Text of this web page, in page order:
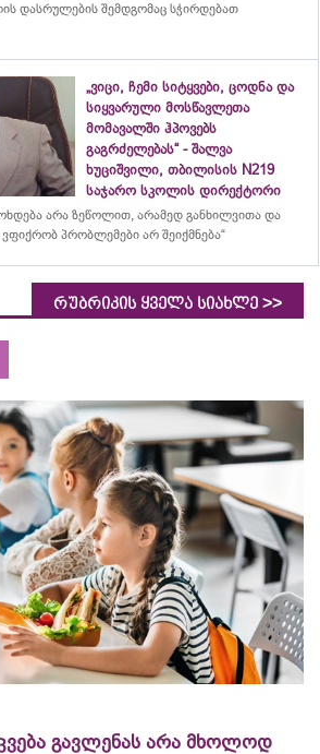
დასრულების შემდგომაც სჭირდებათ
„ვიცი, ჩემი სიტყვები, ცოდნა და
სიყვარული მოსწავლეთა
მომავალში ჰპოვებს
გაგრძელებას“ - შალვა
ხუციშვილი, თბილისის N219
საჯარო სკოლის დირექტორი
არა ზეწოლით, არამედ განხილვითა და
პრობლემები არ შეიქმნება“
რუბრიკის ყველა სიახლე >>
გავლენას არა მხოლოდ